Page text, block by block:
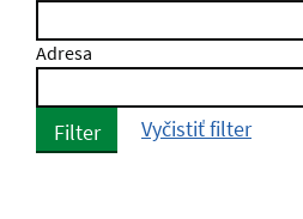
Adresa
Filter Vyčistiť filter